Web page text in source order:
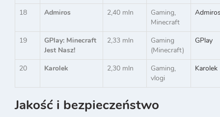
18 Admiros 2,40 mln
Gaming,
Minecraft
19
GPlay: Minecraft
Jest Nasz!
2,33 mln
Gaming
(Minecraft)
GPlay
20 Karolek 2,30 mln
Gaming,
vlogi
Karolek
Jakość i bezpieczeństwo